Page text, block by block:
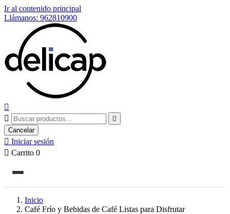
Ir al contenido principal
Llámanos: 962810900



Cancelar
 Iniciar sesión
 Carrito 0
Inicio
Café Frío y Bebidas de Café Listas para Disfrutar